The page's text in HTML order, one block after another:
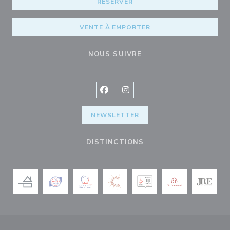
VENTE À EMPORTER
NOUS SUIVRE
Facebook ((ouvre une nouvelle
Instagram ((ouvre une
NEWSLETTER
DISTINCTIONS